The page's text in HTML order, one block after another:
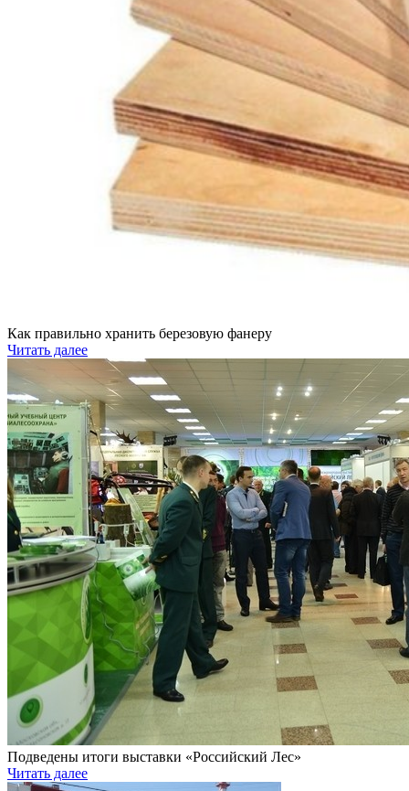
Как правильно хранить березовую фанеру
Читать далее
Подведены итоги выставки «Российский Лес»
Читать далее